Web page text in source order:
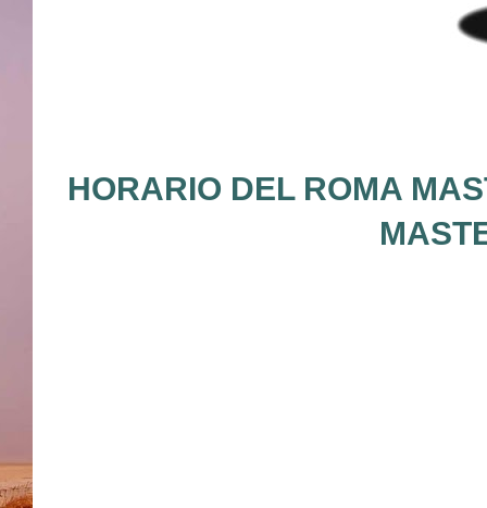
HORARIO DEL ROMA